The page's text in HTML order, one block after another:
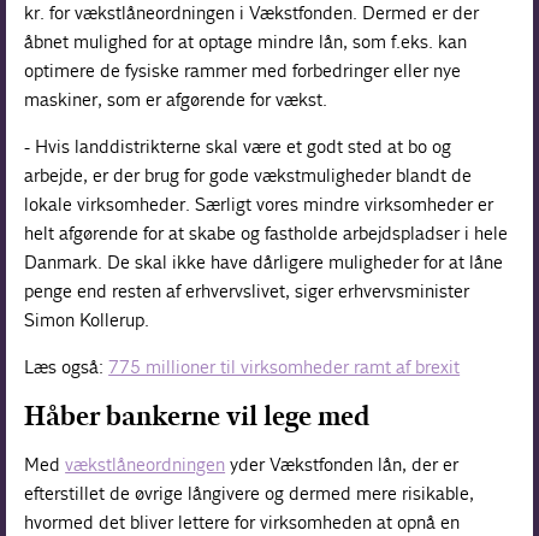
kr. for vækstlåneordningen i Vækstfonden. Dermed er der
åbnet mulighed for at optage mindre lån, som f.eks. kan
optimere de fysiske rammer med forbedringer eller nye
maskiner, som er afgørende for vækst.
- Hvis landdistrikterne skal være et godt sted at bo og
arbejde, er der brug for gode vækstmuligheder blandt de
lokale virksomheder. Særligt vores mindre virksomheder er
helt afgørende for at skabe og fastholde arbejdspladser i hele
Danmark. De skal ikke have dårligere muligheder for at låne
penge end resten af erhvervslivet, siger erhvervsminister
Simon Kollerup.
Læs også:775 millioner til virksomheder ramt af brexit
Håber bankerne vil lege med
Medvækstlåneordningen yder Vækstfonden lån, der er
efterstillet de øvrige långivere og dermed mere risikable,
hvormed det bliver lettere for virksomheden at opnå en